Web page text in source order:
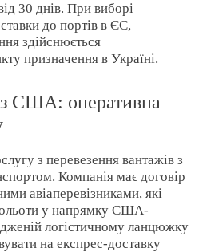
30 днів. При виборі
до портів в ЄС,
здійснюється
призначення в Україні.
з США: оперативна
з перевезення вантажів з
Компанія має договір
авіаперевізниками, які
у напрямку США-
логістичному ланцюжку
на експрес-доставку